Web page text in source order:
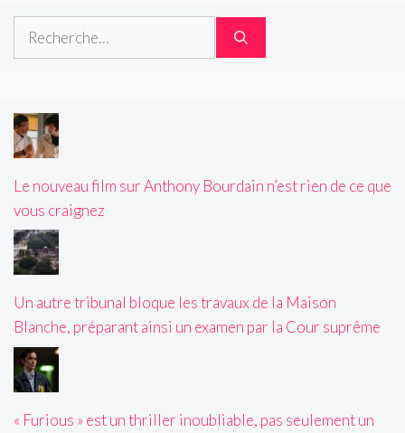
Rechercher :
Le nouveau film sur Anthony Bourdain n’est rien de ce que
vous craignez
Un autre tribunal bloque les travaux de la Maison
Blanche, préparant ainsi un examen par la Cour suprême
« Furious » est un thriller inoubliable, pas seulement un